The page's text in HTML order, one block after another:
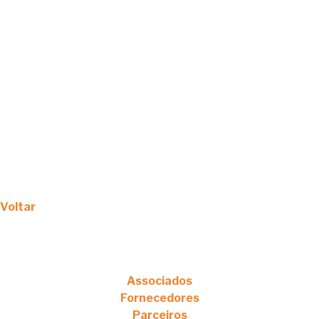
Voltar
Associados
Fornecedores
Parceiros